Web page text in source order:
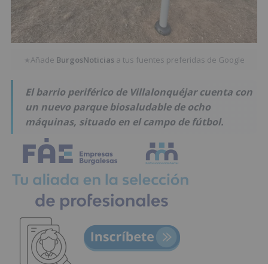
★Añade BurgosNoticias a tus fuentes preferidas de Google
El barrio periférico de Villalonquéjar cuenta con
un nuevo parque biosaludable de ocho
máquinas, situado en el campo de fútbol.